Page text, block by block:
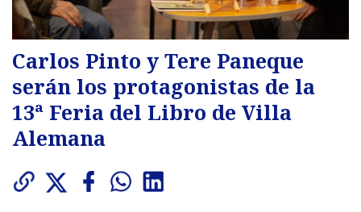
Carlos Pinto y Tere Paneque
serán los protagonistas de la
13ª Feria del Libro de Villa
Alemana